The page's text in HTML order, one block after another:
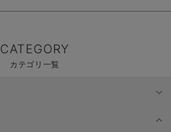
CATEGORY
カテゴリ一覧